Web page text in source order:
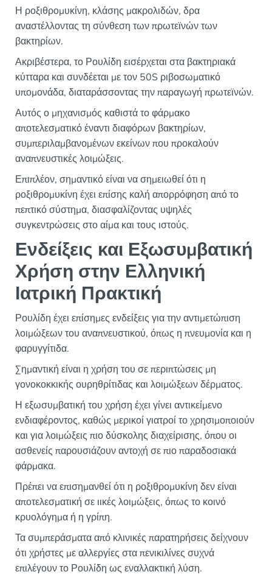
Η ροξιθρομυκίνη, κλάσης μακρολιδών, δρα
αναστέλλοντας τη σύνθεση των πρωτεϊνών των
βακτηρίων.
Ακριβέστερα, το Ρουλίδη εισέρχεται στα βακτηριακά
κύτταρα και συνδέεται με τον 50S ριβοσωματικό
υπομονάδα, διαταράσσοντας την παραγωγή πρωτεϊνών.
Αυτός ο μηχανισμός καθιστά το φάρμακο
αποτελεσματικό έναντι διαφόρων βακτηρίων,
συμπεριλαμβανομένων εκείνων που προκαλούν
αναπνευστικές λοιμώξεις.
Επιπλέον, σημαντικό είναι να σημειωθεί ότι η
ροξιθρομυκίνη έχει επίσης καλή απορρόφηση από το
πεπτικό σύστημα, διασφαλίζοντας υψηλές
συγκεντρώσεις στο αίμα και τους ιστούς.
Ενδείξεις και Εξωσυμβατική
Χρήση στην Ελληνική
Ιατρική Πρακτική
Ρουλίδη έχει επίσημες ενδείξεις για την αντιμετώπιση
λοιμώξεων του αναπνευστικού, όπως η πνευμονία και η
φαρυγγίτιδα.
Σημαντική είναι η χρήση του σε περιπτώσεις μη
γονοκοκκικής ουρηθρίτιδας και λοιμώξεων δέρματος.
Η εξωσυμβατική του χρήση έχει γίνει αντικείμενο
ενδιαφέροντος, καθώς μερικοί γιατροί το χρησιμοποιούν
και για λοιμώξεις πιο δύσκολης διαχείρισης, όπου οι
ασθενείς παρουσιάζουν αντοχή σε πιο παραδοσιακά
φάρμακα.
Πρέπει να επισημανθεί ότι η ροξιθρομυκίνη δεν είναι
αποτελεσματική σε ιικές λοιμώξεις, όπως το κοινό
κρυολόγημα ή η γρίπη.
Τα συμπεράσματα από κλινικές παρατηρήσεις δείχνουν
ότι χρήστες με αλλεργίες στα πενικιλίνες συχνά
επιλέγουν το Ρουλίδη ως εναλλακτική λύση.